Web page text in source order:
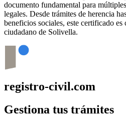
documento fundamental para
legales. Desde trámites de herencia
beneficios sociales, este certificado
ciudadano de Solivella.
registro-civil.com
Gestiona tus trámites